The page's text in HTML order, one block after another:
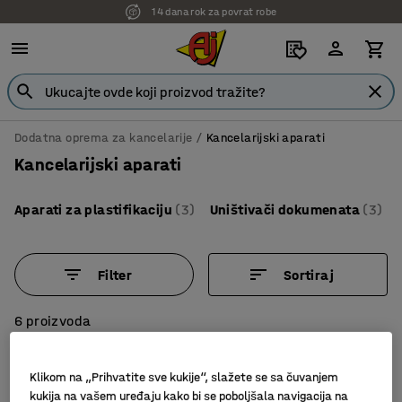
14 dana rok za povrat robe
Dodatna oprema za kancelarije Kancelarijski aparati
Kancelarijski aparati
Aparati za plastifikaciju (3) Uništivači dokumenata (3)
Filter Sortiraj
6 proizvoda
Klikom na „Prihvatite sve kukije“, slažete se sa čuvanjem
kukija na vašem uređaju kako bi se poboljšala navigacija na